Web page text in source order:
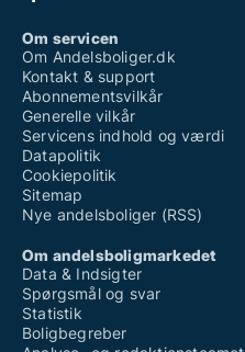
Om servicen
Om Andelsboliger.dk
Kontakt & support
Abonnementsvilkår
Generelle vilkår
Servicens indhold og værdi
Datapolitik
Cookiepolitik
Sitemap
Nye andelsboliger (RSS)
Om andelsboligmarkedet
Data & Indsigter
Spørgsmål og svar
Statistik
Boligbegreber